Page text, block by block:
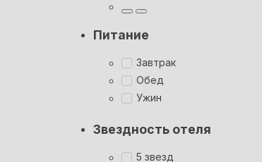
Питание
Завтрак
Обед
Ужин
Звездность отеля
5 звезд